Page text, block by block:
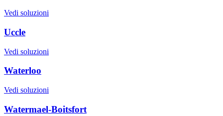
Vedi soluzioni
Uccle
Vedi soluzioni
Waterloo
Vedi soluzioni
Watermael-Boitsfort